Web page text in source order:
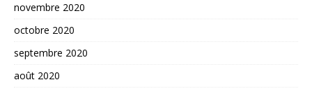
novembre 2020
octobre 2020
septembre 2020
août 2020